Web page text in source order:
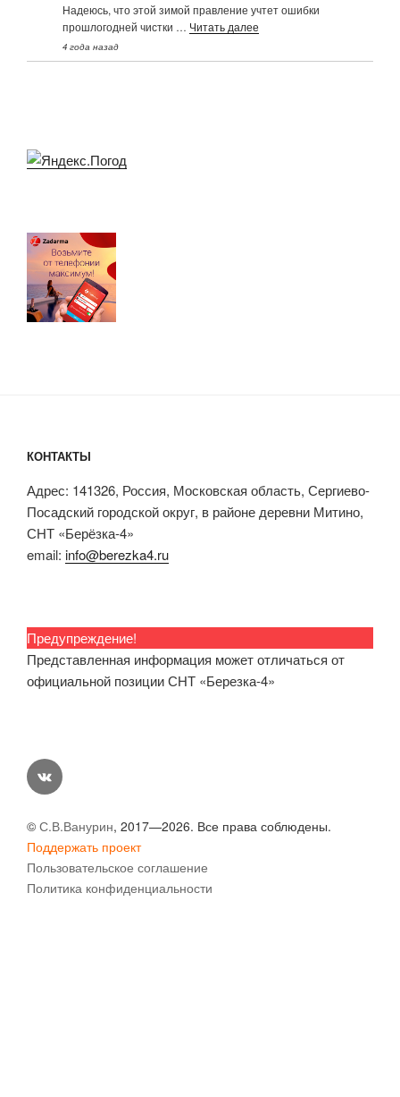
Надеюсь, что этой зимой правление учтет ошибки
прошлогодней чистки … Читать далее
4 года назад
КОНТАКТЫ
Адрес: 141326, Россия, Московская область, Сергиево-
Посадский городской округ, в районе деревни Митино,
СНТ «Берёзка-4»
email: info@berezka4.ru
Предупреждение!
Представленная информация может отличаться от
официальной позиции СНТ «Березка-4»
vk
© С.В.Ванурин, 2017—2026. Все права соблюдены.
Поддержать проект
Пользовательское соглашение
Политика конфиденциальности